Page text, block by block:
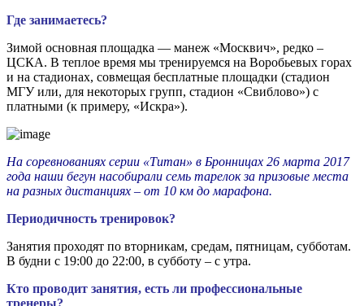
Где занимаетесь?
Зимой основная площадка — манеж «Москвич», редко –
ЦСКА. В теплое время мы тренируемся на Воробьевых горах
и на стадионах, совмещая бесплатные площадки (стадион
МГУ или, для некоторых групп, стадион «Свиблово») с
платными (к примеру, «Искра»).
На соревнованиях серии «Титан» в Бронницах 26 марта 2017
года наши бегун насобирали семь тарелок за призовые места
на разных дистанциях – от 10 км до марафона.
Периодичность тренировок?
Занятия проходят по вторникам, средам, пятницам, субботам.
В будни с 19:00 до 22:00, в субботу – с утра.
Кто проводит занятия, есть ли профессиональные
тренеры?